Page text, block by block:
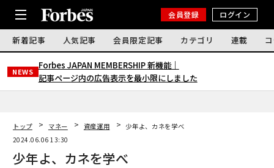
会員登録 ログイン
新着記事 人気記事 会員限定記事 カテゴリ 連載
NEWS
Forbes JAPAN MEMBERSHIP 新機能｜
記事ページ内の広告表示を最小限にしました
トップ マネー 資産運用
少年よ、カネを学べ
2024.06.06 13:30
少年よ、カネを学べ